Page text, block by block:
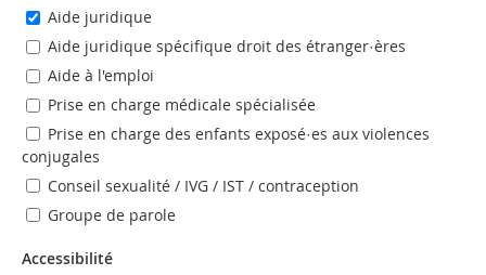
Aide juridique
Aide juridique spécifique droit des étranger·ères
Aide à l'emploi
Prise en charge médicale spécialisée
Prise en charge des enfants exposé·es aux violences
conjugales
Conseil sexualité / IVG / IST / contraception
Groupe de parole
Accessibilité